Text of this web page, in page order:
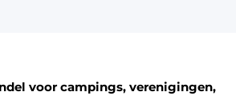
voor campings, verenigingen,